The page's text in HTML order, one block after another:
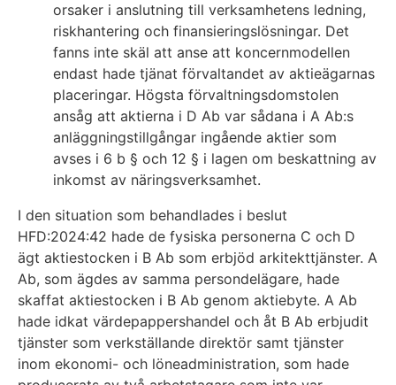
orsaker i anslutning till verksamhetens ledning,
riskhantering och finansieringslösningar. Det
fanns inte skäl att anse att koncernmodellen
endast hade tjänat förvaltandet av aktieägarnas
placeringar. Högsta förvaltningsdomstolen
ansåg att aktierna i D Ab var sådana i A Ab:s
anläggningstillgångar ingående aktier som
avses i 6 b § och 12 § i lagen om beskattning av
inkomst av näringsverksamhet.
I den situation som behandlades i beslut
HFD:2024:42 hade de fysiska personerna C och D
ägt aktiestocken i B Ab som erbjöd arkitekttjänster. A
Ab, som ägdes av samma persondelägare, hade
skaffat aktiestocken i B Ab genom aktiebyte. A Ab
hade idkat värdepappershandel och åt B Ab erbjudit
tjänster som verkställande direktör samt tjänster
inom ekonomi- och löneadministration, som hade